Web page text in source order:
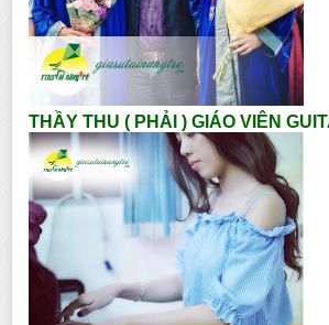
THẦY THU ( PHẢI ) GIÁO VIÊN